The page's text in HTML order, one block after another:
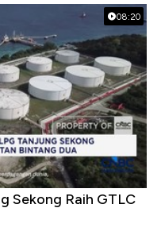
08:20
Sekong Raih GTLC